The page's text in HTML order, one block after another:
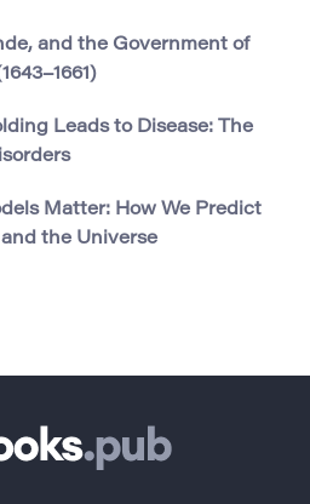
and the Government of
Leads to Disease: The
Matter: How We Predict
the Universe